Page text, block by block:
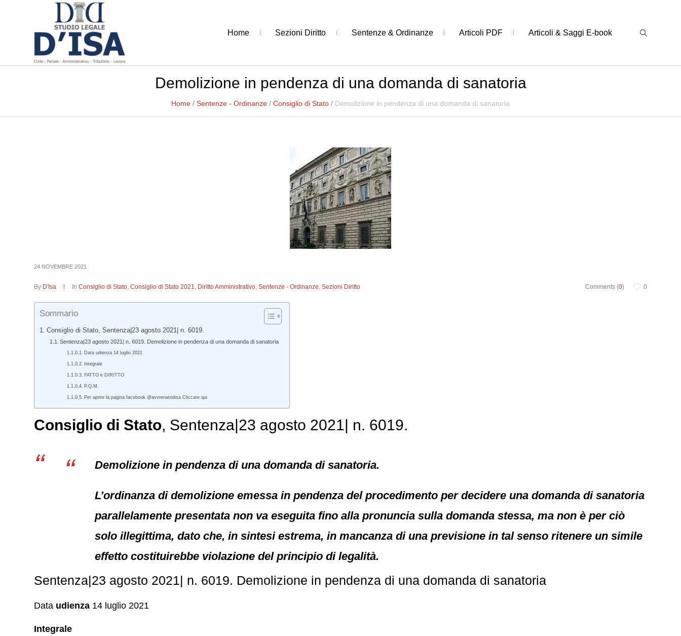
Home Sezioni Diritto Sentenze & Ordinanze Articoli PDF Articoli & Saggi E-book
Demolizione in pendenza di una domanda di sanatoria
Home / Sentenze - Ordinanze / Consiglio di Stato / Demolizione in pendenza di una domanda di sanatoria
24 NOVEMBRE 2021
Comments (0) 0
By D'Isa InConsiglio di Stato,Consiglio di Stato 2021, Diritto Amministrativo,Sentenze - Ordinanze,Sezioni Diritto
Sommario
Consiglio di Stato, Sentenza|23 agosto 2021| n. 6019.
Sentenza|23 agosto 2021| n. 6019. Demolizione in pendenza di una domanda di sanatoria
Data udienza 14 luglio 2021
Integrale
FATTO e DIRITTO
P.Q.M.
Per aprire la pagina facebook @avvrenatodisa Cliccare qui
Consiglio di Stato, Sentenza|23 agosto 2021| n. 6019.
Demolizione in pendenza di una domanda di sanatoria.
L’ordinanza di demolizione emessa in pendenza del procedimento per decidere una domanda di sanatoria
parallelamente presentata non va eseguita fino alla pronuncia sulla domanda stessa, ma non è per ciò
solo illegittima, dato che, in sintesi estrema, in mancanza di una previsione in tal senso ritenere un simile
effetto costituirebbe violazione del principio di legalità.
Sentenza|23 agosto 2021| n. 6019. Demolizione in pendenza di una domanda di sanatoria
Data udienza 14 luglio 2021
Integrale